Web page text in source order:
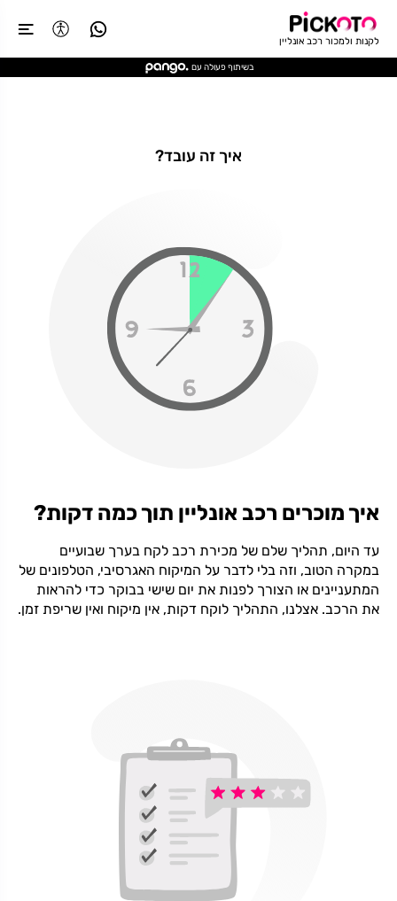
לקנות ולמכור רכב אונליין
בשיתוף פעולה עם
איך זה עובד?
איך מוכרים רכב אונליין תוך כמה דקות?
עד היום, תהליך שלם של מכירת רכב לקח בערך שבועיים
במקרה הטוב, וזה בלי לדבר על המיקוח האגרסיבי, הטלפונים של
המתעניינים או הצורך לפנות את יום שישי בבוקר כדי להראות
את הרכב. אצלנו, התהליך לוקח דקות, אין מיקוח ואין שריפת זמן.